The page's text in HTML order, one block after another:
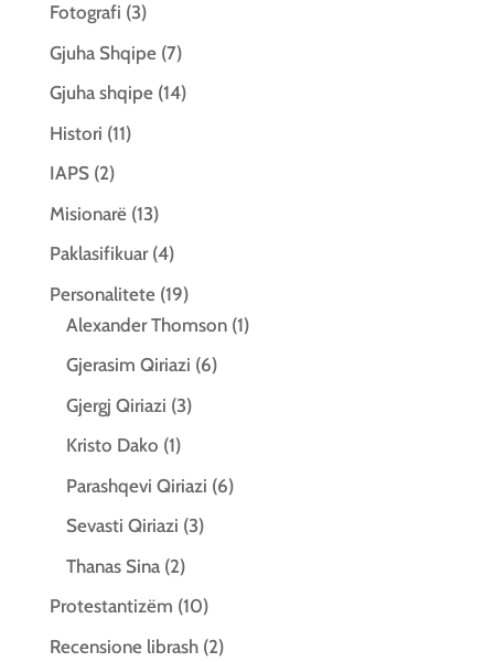
Fotografi (3)
Gjuha Shqipe(7)
Gjuha shqipe(14)
Histori (11)
IAPS(2)
Misionarë(13)
Paklasifikuar(4)
Personalitete(19)
Alexander Thomson(1)
Gjerasim Qiriazi (6)
Gjergj Qiriazi (3)
Kristo Dako (1)
Parashqevi Qiriazi (6)
Sevasti Qiriazi (3)
Thanas Sina(2)
Protestantizëm (10)
Recensione librash(2)